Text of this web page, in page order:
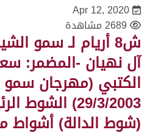
Apr 12, 2020
2689 مشاهدة
ش8 أريام لـ سمو
آل نهيان -المضمر:
الكتبي (مهرجان سمو
29/3/2003)
(شوط الدالة) أشواط